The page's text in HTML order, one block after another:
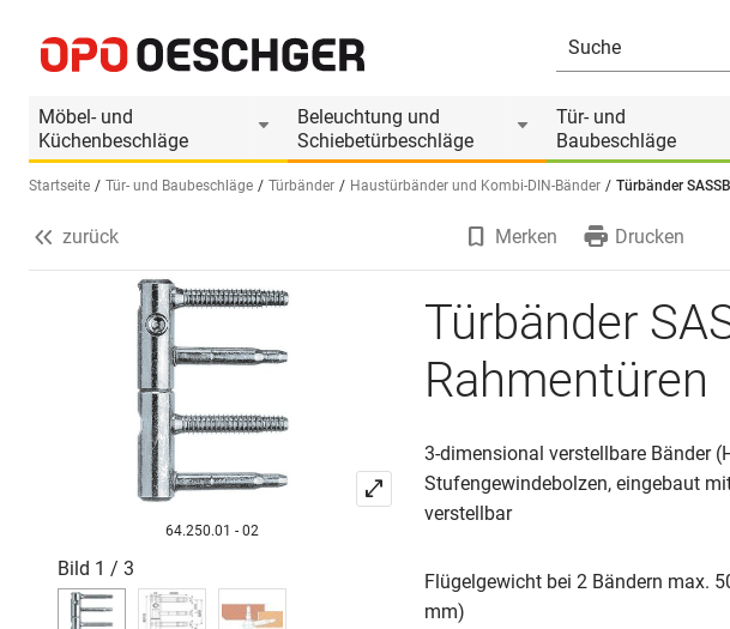
Möbel- und
Küchenbeschläge
Beleuchtung und
Schiebetürbeschläge
Tür- und
Baubeschläge
Sprache wählen (DE)
Startseite Tür- und Baubeschläge Türbänder Haustürbänder und Kombi-DIN-Bänder Türbänder
Produktinformationen
Passendes Zubehör
zurück Merken Drucken
64.250.01 - 02
Bild 1 / 3
Türbänder
Rahmentüren
3-dimensional verstellbare Bänder
Stufengewindebolzen, eingebaut
verstellbar
Flügelgewicht bei 2 Bändern max.
mm)